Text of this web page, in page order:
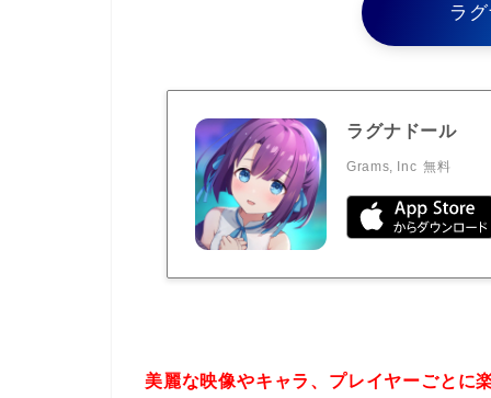
ラ
ラグナドール
Grams, Inc 無料
美麗な映像やキャラ、プレイヤーごとに